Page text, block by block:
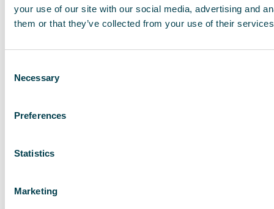
your use of our site with our social media, advertising and
them or that they’ve collected from your use of their
Selection
Necessary
Preferences
Statistics
Marketing